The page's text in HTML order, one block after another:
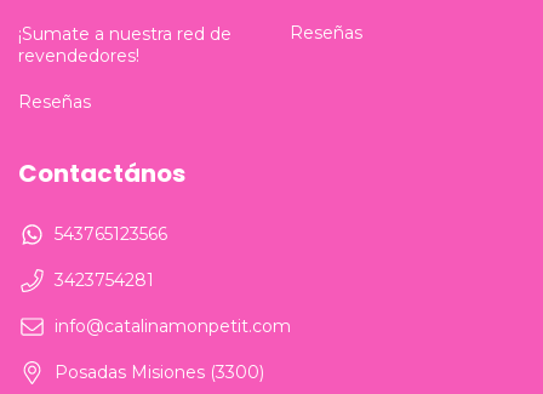
¡Sumate a nuestra red de
revendedores!
Reseñas
Reseñas
Contactános
543765123566
3423754281
info@catalinamonpetit.com
Posadas Misiones (3300)